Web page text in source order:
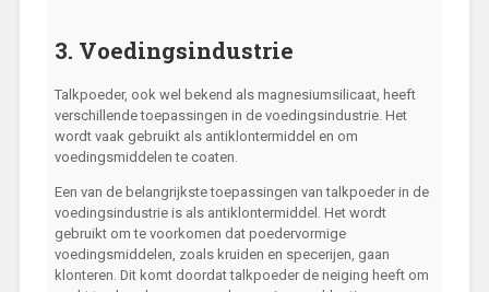
3. Voedingsindustrie
Talkpoeder, ook wel bekend als magnesiumsilicaat, heeft
verschillende toepassingen in de voedingsindustrie. Het
wordt vaak gebruikt als antiklontermiddel en om
voedingsmiddelen te coaten.
Een van de belangrijkste toepassingen van talkpoeder in de
voedingsindustrie is als antiklontermiddel. Het wordt
gebruikt om te voorkomen dat poedervormige
voedingsmiddelen, zoals kruiden en specerijen, gaan
klonteren. Dit komt doordat talkpoeder de neiging heeft om